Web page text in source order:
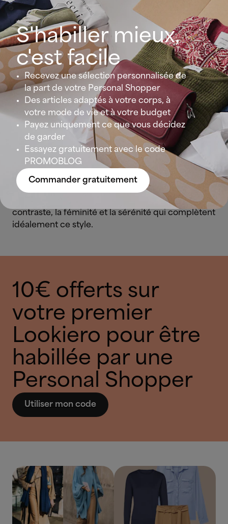
Camel et bleu : l’élégance
C’est le classique absolu quand on parle de camel.
Le chic d’un pantalon paper bag camel, une
simplechemisebleue : une gageure d’élégance
et de professionnalisme.Pour les couches
supplémentaires, un ton marine et une écharpe
dans une gamme plus douce apportent à la fois le
contraste, la féminité et la sérénité qui complètent
idéalement ce style.
10€ offerts sur
votre premier
Lookiero pour être
habillée par une
Personal Shopper
Utiliser mon code
S'habiller mieux,
c'est facile
Recevez une sélection personnalisée de
la part de votre Personal Shopper
Des articles adaptés à votre corps, à
votre mode de vie et à votre budget
Payez uniquement ce que vous décidez
de garder
Essayez gratuitement avec le code
PROMOBLOG
Commander gratuitement